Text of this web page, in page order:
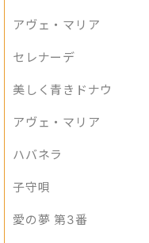
アヴェ・マリア
セレナーデ
美しく青きドナウ
アヴェ・マリア
ハバネラ
子守唄
愛の夢 第3番